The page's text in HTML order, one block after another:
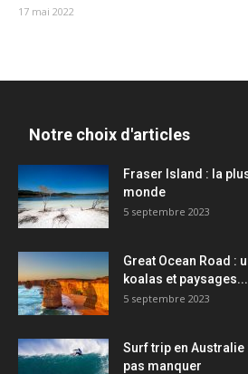
17 mai 2022
Notre choix d'articles
Fraser Island : la
monde
5 septembre 2023
Great Ocean Road :
koalas et paysages...
5 septembre 2023
Surf trip en Australie
pas manquer